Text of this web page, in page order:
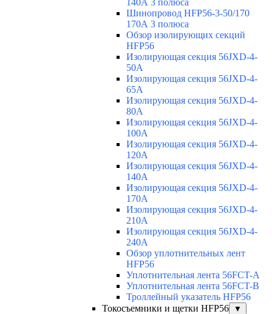
Шинопровод HFP56-3-50/170
170А 3 полюса
Обзор изолирующих секций
HFP56
Изолирующая секция 56JXD-4-
50A
Изолирующая секция 56JXD-4-
65A
Изолирующая секция 56JXD-4-
80A
Изолирующая секция 56JXD-4-
100A
Изолирующая секция 56JXD-4-
120A
Изолирующая секция 56JXD-4-
140A
Изолирующая секция 56JXD-4-
170A
Изолирующая секция 56JXD-4-
210A
Изолирующая секция 56JXD-4-
240A
Обзор уплотнительных лент
HFP56
Уплотнительная лента 56FCT-A
Уплотнительная лента 56FCT-B
Троллейный указатель HFP56
Токосъемники и щетки HFP56
▼